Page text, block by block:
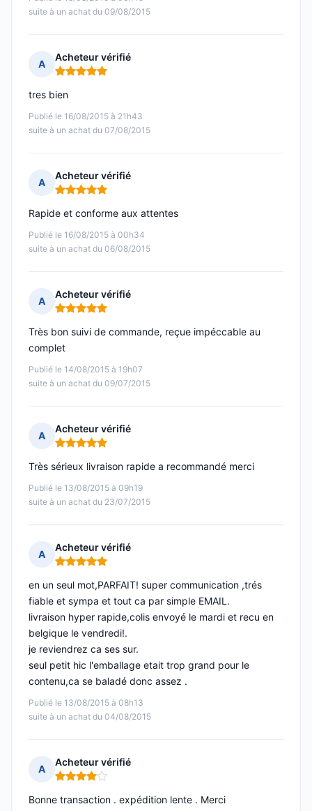
suite à un achat du 09/08/2015
A
Acheteur vérifié
Note : 5 sur 5
Publié le 16/08/2015 à 21h43
suite à un achat du 07/08/2015
tres bien
A
Acheteur vérifié
Note : 5 sur 5
Publié le 16/08/2015 à 00h34
suite à un achat du 06/08/2015
Rapide et conforme aux attentes
A
Acheteur vérifié
Note : 5 sur 5
Publié le 14/08/2015 à 19h07
suite à un achat du 09/07/2015
Très bon suivi de commande, reçue impéccable au
complet
A
Acheteur vérifié
Note : 5 sur 5
Publié le 13/08/2015 à 09h19
suite à un achat du 23/07/2015
Très sérieux livraison rapide a recommandé merci
A
Acheteur vérifié
Note : 5 sur 5
Publié le 13/08/2015 à 08h13
suite à un achat du 04/08/2015
en un seul mot,PARFAIT! super communication ,trés
fiable et sympa et tout ca par simple EMAIL.
livraison hyper rapide,colis envoyé le mardi et recu en
belgique le vendredi!.
je reviendrez ca ses sur.
seul petit hic l'emballage etait trop grand pour le
contenu,ca se baladé donc assez .
A
Acheteur vérifié
Note : 4 sur 5
Bonne transaction . expédition lente . Merci